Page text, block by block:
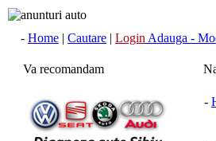
- Home | Cautare | Login Adauga -
Va recomandam
-